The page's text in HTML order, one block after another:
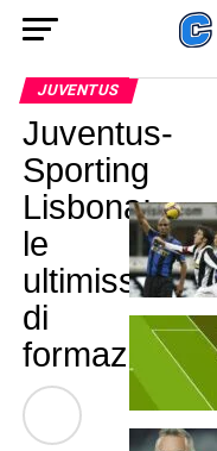
JUVENTUS
Juventus-
Sporting
Lisbona:
le
ultimissime
di
formazione